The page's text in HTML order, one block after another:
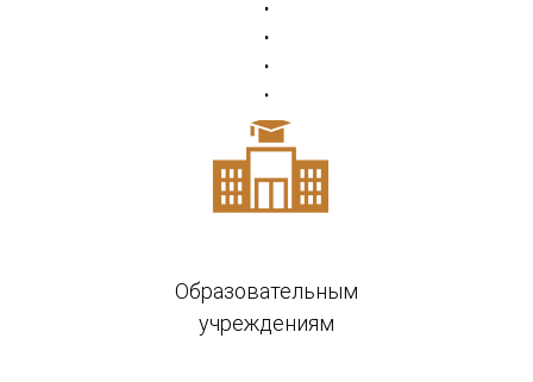
Образовательным
учреждениям